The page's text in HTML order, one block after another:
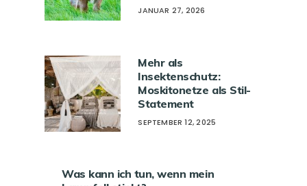
JANUAR 27, 2026
Mehr als
Insektenschutz:
Moskitonetze als Stil-
Statement
SEPTEMBER 12, 2025
Was kann ich tun, wenn mein